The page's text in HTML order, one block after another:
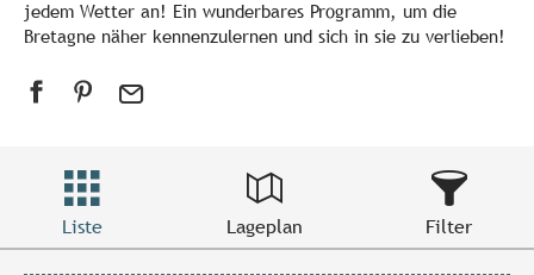
jedem Wetter an! Ein wunderbares Programm, um die
Bretagne näher kennenzulernen und sich in sie zu verlieben!
Liste Lageplan Filter